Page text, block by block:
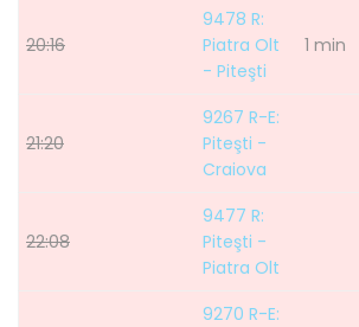
20:16
9478 R:
Piatra Olt
- Piteşti
1 min
21:20
9267 R-E:
Piteşti -
Craiova
22:08
9477 R:
Piteşti -
Piatra Olt
9270 R-E: